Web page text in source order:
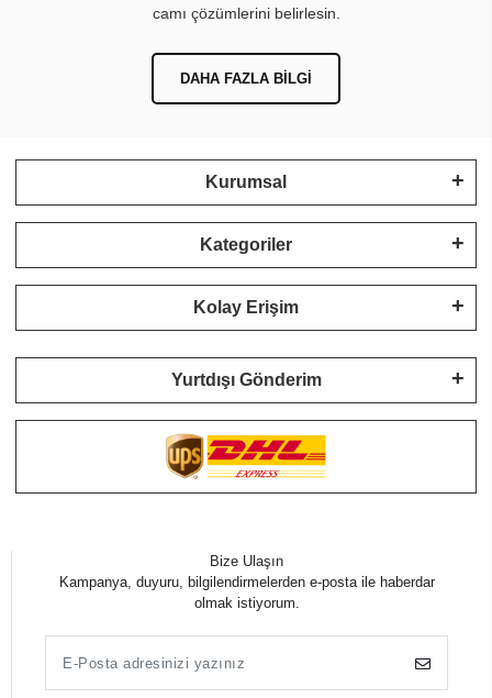
camı çözümlerini belirlesin.
DAHA FAZLA BILGI
Kurumsal
Kategoriler
Kolay Erişim
Yurtdışı Gönderim
Bize Ulaşın
Kampanya, duyuru, bilgilendirmelerden e-posta ile haberdar
olmak istiyorum.